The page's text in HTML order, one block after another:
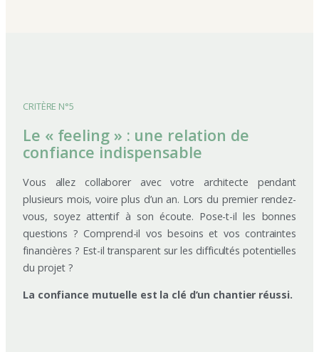
CRITÈRE N°5
Le « feeling » : une relation de
confiance indispensable
Vous allez collaborer avec votre architecte pendant
plusieurs mois, voire plus d’un an. Lors du premier rendez-
vous, soyez attentif à son écoute. Pose-t-il les bonnes
questions ? Comprend-il vos besoins et vos contraintes
financières ? Est-il transparent sur les difficultés potentielles
du projet ?
La confiance mutuelle est la clé d’un chantier réussi.